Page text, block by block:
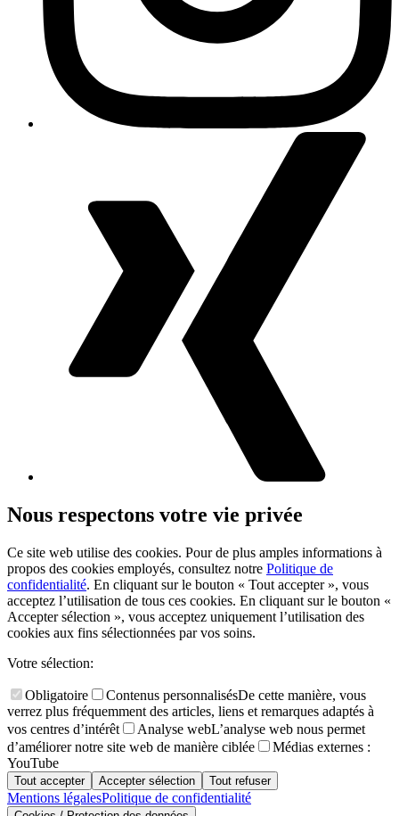
Nous respectons votre vie privée
Ce site web utilise des cookies. Pour de plus amples informations à
propos des cookies employés, consultez notre Politique de
confidentialité. En cliquant sur le bouton « Tout accepter », vous
acceptez l’utilisation de tous ces cookies. En cliquant sur le bouton «
Accepter sélection », vous acceptez uniquement l’utilisation des
cookies aux fins sélectionnées par vos soins.
Votre sélection:
Obligatoire Contenus personnalisésDe cette manière, vous
verrez plus fréquemment des articles, liens et remarques adaptés à
vos centres d’intérêt
Analyse webL’analyse web nous permet
d’améliorer notre site web de manière ciblée
Médias externes :
YouTube
Tout accepter Accepter sélection Tout refuser
Mentions légalesPolitique de confidentialité